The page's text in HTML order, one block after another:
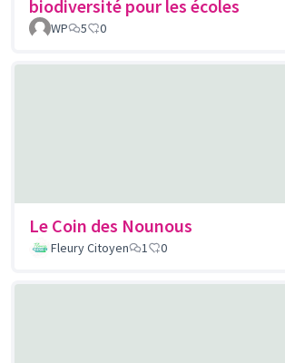
biodiversité pour les écoles
WP 5 0
Le Coin des Nounous
Fleury Citoyen 1 0